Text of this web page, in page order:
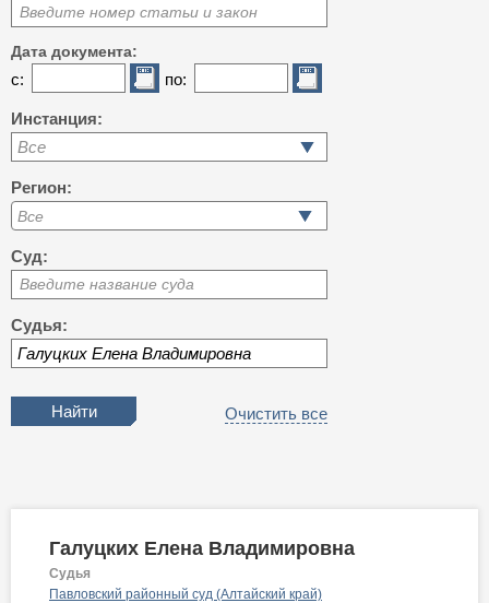
Введите номер статьи и закон
Дата документа:
с: по:
Инстанция:
Все
Регион:
Суд:
Введите название суда
Судья:
Очистить все
Галуцких Елена Владимировна
Судья
Павловский районный суд (Алтайский край)